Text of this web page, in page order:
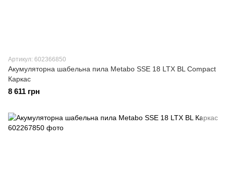
Артикул: 602366850
Акумуляторна шабельна пила Metabo SSE 18 LTX BL Compact
Каркас
8 611 грн